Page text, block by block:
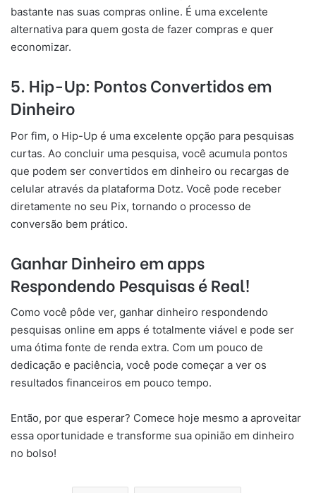
bastante nas suas compras online. É uma excelente
alternativa para quem gosta de fazer compras e quer
economizar.
5. Hip-Up: Pontos Convertidos em
Dinheiro
Por fim, o Hip-Up é uma excelente opção para pesquisas
curtas. Ao concluir uma pesquisa, você acumula pontos
que podem ser convertidos em dinheiro ou recargas de
celular através da plataforma Dotz. Você pode receber
diretamente no seu Pix, tornando o processo de
conversão bem prático.
Ganhar Dinheiro em apps
Respondendo Pesquisas é Real!
Como você pôde ver, ganhar dinheiro respondendo
pesquisas online em apps é totalmente viável e pode ser
uma ótima fonte de renda extra. Com um pouco de
dedicação e paciência, você pode começar a ver os
resultados financeiros em pouco tempo.
Então, por que esperar? Comece hoje mesmo a aproveitar
essa oportunidade e transforme sua opinião em dinheiro
no bolso!